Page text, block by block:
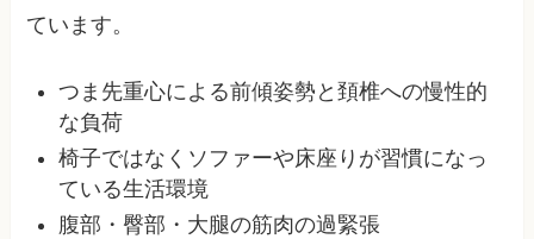
ています。
つま先重心による前傾姿勢と頚椎への慢性的
な負荷
椅子ではなくソファーや床座りが習慣になっ
ている生活環境
腹部・臀部・大腿の筋肉の過緊張